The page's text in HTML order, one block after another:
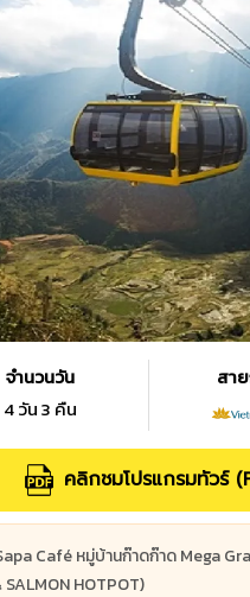
จำนวนวัน
4 วัน 3 คืน
สา
คลิกชมโปรแกรมทัวร์
Café หมู่บ้านก๊าดก๊าด Mega
HOTPOT)